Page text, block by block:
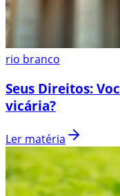
rio branco
Seus Direitos:
vicária?
Ler matéria